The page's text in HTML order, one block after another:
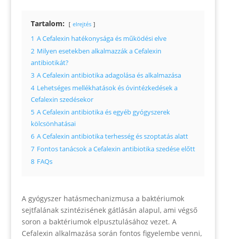
Tartalom: elrejtés
1 A Cefalexin hatékonysága és működési elve
2 Milyen esetekben alkalmazzák a Cefalexin
antibiotikát?
3 A Cefalexin antibiotika adagolása és alkalmazása
4 Lehetséges mellékhatások és óvintézkedések a
Cefalexin szedésekor
5 A Cefalexin antibiotika és egyéb gyógyszerek
kölcsönhatásai
6 A Cefalexin antibiotika terhesség és szoptatás alatt
7 Fontos tanácsok a Cefalexin antibiotika szedése előtt
8 FAQs
A gyógyszer hatásmechanizmusa a baktériumok
sejtfalának szintézisének gátlásán alapul, ami végső
soron a baktériumok elpusztulásához vezet. A
Cefalexin alkalmazása során fontos figyelembe venni,